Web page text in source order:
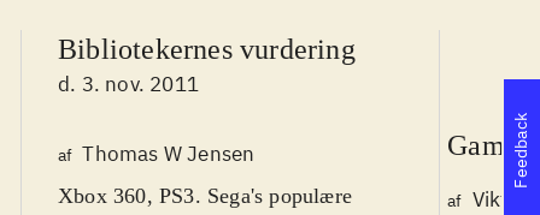
Bibliotekernes vurdering
d. 3. nov. 2011
af Thomas W Jensen
Xbox 360, PS3. Sega's populære
Game
af Viktor
Feedback